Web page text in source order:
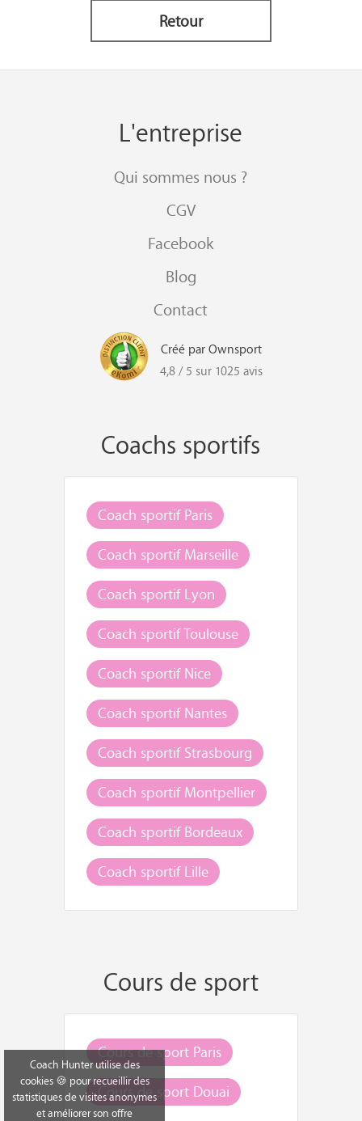
Retour
L'entreprise
Qui sommes nous ?
CGV
Facebook
Blog
Contact
Créé par Ownsport
4,8 / 5 sur 1025 avis
Coachs sportifs
Coach sportif Paris
Coach sportif Marseille
Coach sportif Lyon
Coach sportif Toulouse
Coach sportif Nice
Coach sportif Nantes
Coach sportif Strasbourg
Coach sportif Montpellier
Coach sportif Bordeaux
Coach sportif Lille
Cours de sport
Cours de sport Paris
Cours de sport Douai
Coach Hunter utilise des
cookies 🍪 pour recueillir des
statistiques de visites anonymes
et améliorer son offre